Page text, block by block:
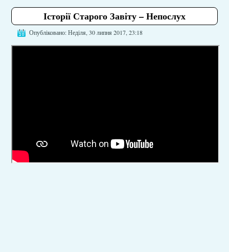
Історії Старого Завіту – Непослух
Опубліковано: Неділя, 30 липня 2017, 23:18